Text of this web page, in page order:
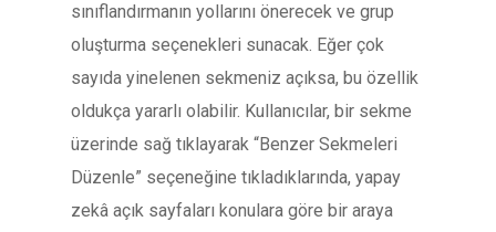
sınıflandırmanın yollarını önerecek ve grup
oluşturma seçenekleri sunacak. Eğer çok
sayıda yinelenen sekmeniz açıksa, bu özellik
oldukça yararlı olabilir. Kullanıcılar, bir sekme
üzerinde sağ tıklayarak “Benzer Sekmeleri
Düzenle” seçeneğine tıkladıklarında, yapay
zekâ açık sayfaları konulara göre bir araya